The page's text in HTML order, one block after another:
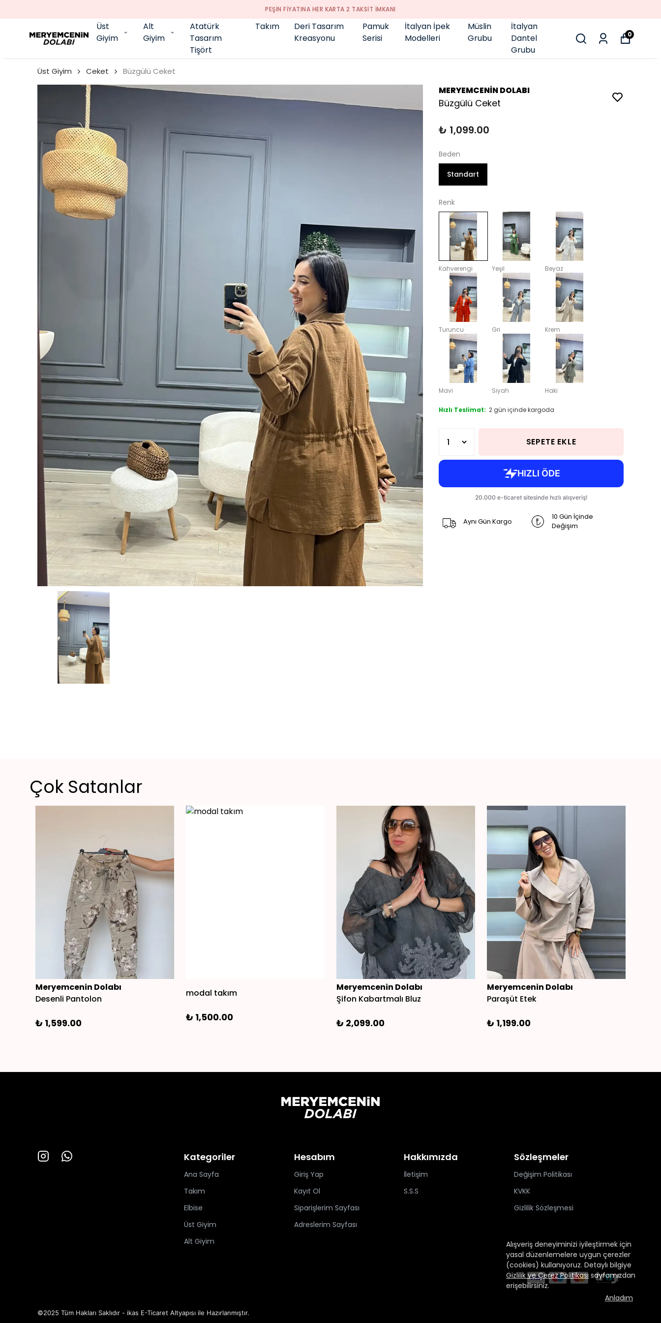
GENÇ BÜYÜK BEDEN 👑
Üst
Giyim
Alt
Giyim
Atatürk
Tasarım
Tişört
Takım
Deri Tasarım
Kreasyonu
Pamuk
Serisi
İtalyan İpek
Modelleri
Müslin
Grubu
İtalyan
Dantel
Grubu
0
Alışveriş deneyiminizi iyileştirmek için
yasal düzenlemelere uygun çerezler
(cookies) kullanıyoruz. Detaylı bilgiye
Gizlilik ve Çerez Politikası sayfamızdan
erişebilirsiniz.
Anladım
Üst Giyim Ceket Büzgülü Ceket
MERYEMCENİN DOLABI
Büzgülü Ceket
₺ 1,099.00
Beden
Standart
Renk
Kahverengi Yeşil Beyaz
Turuncu Gri Krem
Mavi Siyah Haki
Hızlı Teslimat: 2 gün içinde kargoda
SEPETE EKLE
Aynı Gün Kargo
10 Gün İçinde
Değişim
Çok Satanlar
Meryemcenin Dolabı
Desenli Pantolon
₺ 1,599.00
modal takım
₺ 1,500.00
Meryemcenin Dolabı
Şifon Kabartmalı Bluz
₺ 2,099.00
Meryemcenin Dolabı
Paraşüt Etek
₺ 1,199.00
Kategoriler
Ana Sayfa
Takım
Elbise
Üst Giyim
Alt Giyim
Hesabım
Giriş Yap
Kayıt Ol
Siparişlerim Sayfası
Adreslerim Sayfası
Hakkımızda
İletişim
S.S.S
Sözleşmeler
Değişim Politikası
KVKK
Gizlilik Sözleşmesi
©2025 Tüm Hakları Saklıdır - ikas E-Ticaret Altyapısı ile Hazırlanmıştır.